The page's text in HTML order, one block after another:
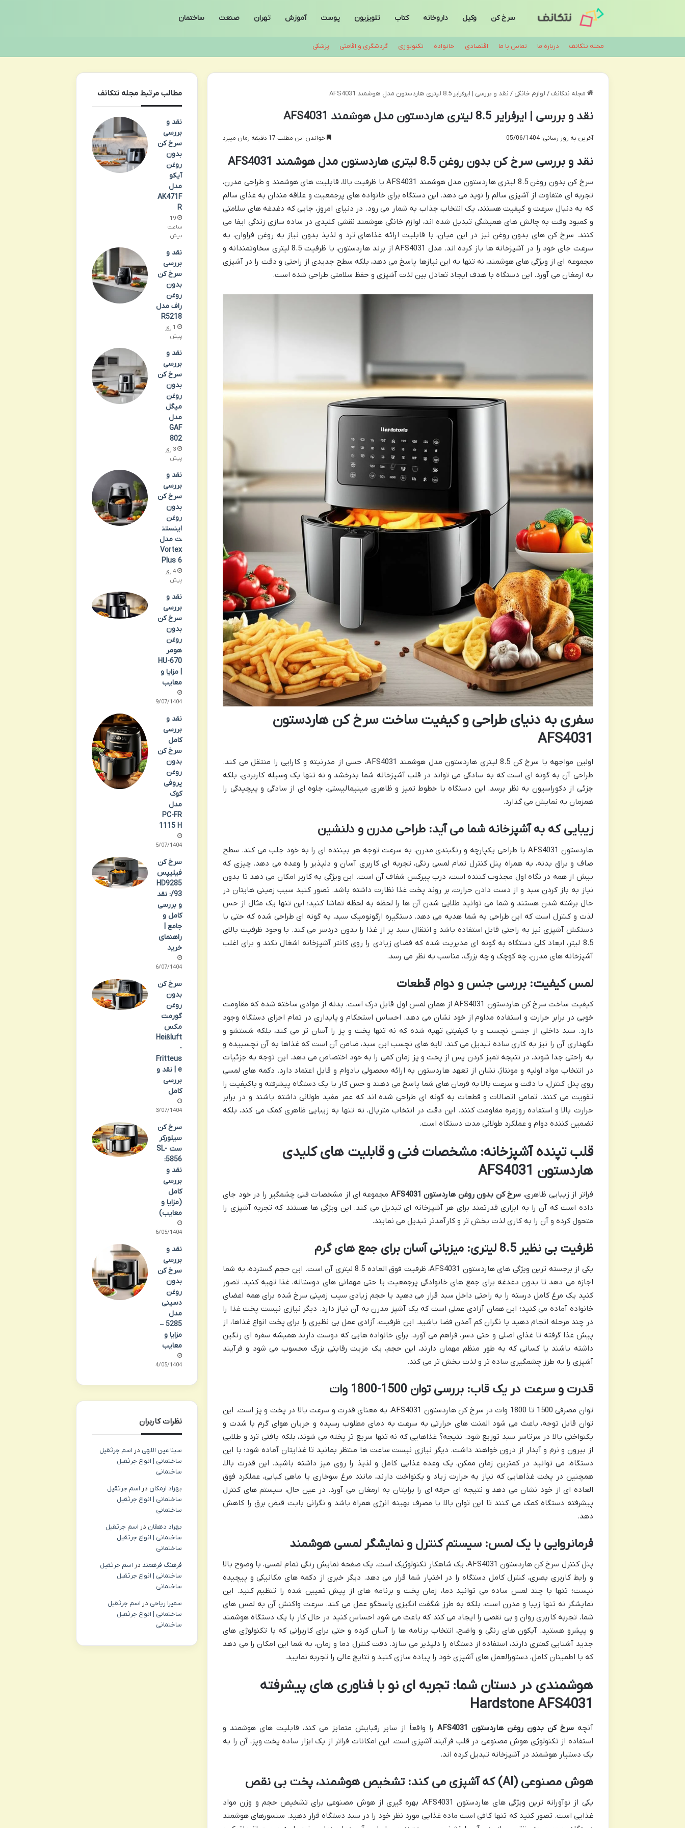
سرخ کن وکیل داروخانه کتاب تلویزیون پوست آموزش تهران صنعت ساختمان
مجله نتکانف درباره ما تماس با ما اقتصادی خانواده تکنولوژی گردشگری و اقامتی پزشکی
مجله نتکانف / لوازم خانگی / نقد و بررسی | ایرفرایر 8.5 لیتری هاردستون مدل هوشمند AFS4031
نقد و بررسی | ایرفرایر 8.5 لیتری هاردستون مدل هوشمند AFS4031
آخرین به روز رسانی: 05/06/1404 خواندن این مطلب 17 دقیقه زمان میبرد
نقد و بررسی سرخ کن بدون روغن 8.5 لیتری هاردستون مدل هوشمند AFS4031
سرخ کن بدون روغن 8.5 لیتری هاردستون مدل هوشمند AFS4031 با ظرفیت بالا، قابلیت های هوشمند و طراحی مدرن،
تجربه ای متفاوت از آشپزی سالم را نوید می دهد. این دستگاه برای خانواده های پرجمعیت و علاقه مندان به غذای سالم
که به دنبال سرعت و کیفیت هستند، یک انتخاب جذاب به شمار می رود. در دنیای امروز، جایی که دغدغه های سلامتی
و کمبود وقت به چالش های همیشگی تبدیل شده اند، لوازم خانگی هوشمند نقشی کلیدی در ساده سازی زندگی ایفا می
کنند. سرخ کن های بدون روغن نیز در این میان، با قابلیت ارائه غذاهای ترد و لذیذ بدون نیاز به روغن فراوان، به
سرعت جای خود را در آشپزخانه ها باز کرده اند. مدل AFS4031 از برند هاردستون، با ظرفیت 8.5 لیتری سخاوتمندانه و
مجموعه ای از ویژگی های هوشمند، نه تنها به این نیازها پاسخ می دهد، بلکه سطح جدیدی از راحتی و دقت را در آشپزی
به ارمغان می آورد. این دستگاه با هدف ایجاد تعادل بین لذت آشپزی و حفظ سلامتی طراحی شده است.
سفری به دنیای طراحی و کیفیت ساخت سرخ کن هاردستون
AFS4031
اولین مواجهه با سرخ کن 8.5 لیتری هاردستون مدل هوشمند AFS4031، حسی از مدرنیته و کارایی را منتقل می کند.
طراحی آن به گونه ای است که به سادگی می تواند در قلب آشپزخانه شما بدرخشد و نه تنها یک وسیله کاربردی، بلکه
جزئی از دکوراسیون به نظر برسد. این دستگاه با خطوط تمیز و ظاهری مینیمالیستی، جلوه ای از سادگی و پیچیدگی را
همزمان به نمایش می گذارد.
زیبایی که به آشپزخانه شما می آید: طراحی مدرن و دلنشین
هاردستون AFS4031 با طراحی یکپارچه و رنگبندی مدرن، به سرعت توجه هر بیننده ای را به خود جلب می کند. سطح
صاف و براق بدنه، به همراه پنل کنترل تمام لمسی رنگی، تجربه ای کاربری آسان و دلپذیر را وعده می دهد. چیزی که
بیش از همه در نگاه اول مجذوب کننده است، درب پیرکس شفاف آن است. این ویژگی به کاربر امکان می دهد تا بدون
نیاز به باز کردن سبد و از دست دادن حرارت، بر روند پخت غذا نظارت داشته باشد. تصور کنید سیب زمینی هایتان در
حال برشته شدن هستند و شما می توانید طلایی شدن آن ها را لحظه به لحظه تماشا کنید؛ این تنها یک مثال از حس
لذت و کنترل است که این طراحی به شما هدیه می دهد. دستگیره ارگونومیک سبد، به گونه ای طراحی شده که حتی با
دستکش آشپزی نیز به راحتی قابل استفاده باشد و انتقال سبد پر از غذا را بدون دردسر می کند. با وجود ظرفیت بالای
8.5 لیتر، ابعاد کلی دستگاه به گونه ای مدیریت شده که فضای زیادی را روی کانتر آشپزخانه اشغال نکند و برای اغلب
آشپزخانه های مدرن، چه کوچک و چه بزرگ، مناسب به نظر می رسد.
لمس کیفیت: بررسی جنس و دوام قطعات
کیفیت ساخت سرخ کن هاردستون AFS4031 از همان لمس اول قابل درک است. بدنه از موادی ساخته شده که مقاومت
خوبی در برابر حرارت و استفاده مداوم از خود نشان می دهد. احساس استحکام و پایداری در تمام اجزای دستگاه وجود
دارد. سبد داخلی از جنس نچسب و با کیفیتی تهیه شده که نه تنها پخت و پز را آسان تر می کند، بلکه شستشو و
نگهداری آن را نیز به کاری ساده تبدیل می کند. لایه های نچسب این سبد، ضامن آن است که غذاها به آن نچسبیده و
به راحتی جدا شوند، در نتیجه تمیز کردن پس از پخت و پز زمان کمی را به خود اختصاص می دهد. این توجه به جزئیات
در انتخاب مواد اولیه و مونتاژ، نشان از تعهد هاردستون به ارائه محصولی بادوام و قابل اعتماد دارد. دکمه های لمسی
روی پنل کنترل، با دقت و سرعت بالا به فرمان های شما پاسخ می دهند و حس کار با یک دستگاه پیشرفته و باکیفیت را
تقویت می کنند. تمامی اتصالات و قطعات به گونه ای طراحی شده اند که عمر مفید طولانی داشته باشند و در برابر
حرارت بالا و استفاده روزمره مقاومت کنند. این دقت در انتخاب متریال، نه تنها به زیبایی ظاهری کمک می کند، بلکه
تضمین کننده دوام و عملکرد طولانی مدت دستگاه است.
قلب تپنده آشپزخانه: مشخصات فنی و قابلیت های کلیدی
هاردستون AFS4031
فراتر از زیبایی ظاهری، سرخ کن بدون روغن هاردستون AFS4031
مجموعه ای از مشخصات فنی چشمگیر را در خود جای
داده است که آن را به ابزاری قدرتمند برای هر آشپزخانه ای تبدیل می کند. این ویژگی ها هستند که تجربه آشپزی را
متحول کرده و آن را به کاری لذت بخش تر و کارآمدتر تبدیل می نمایند.
ظرفیت بی نظیر 8.5 لیتری: میزبانی آسان برای جمع های گرم
یکی از برجسته ترین ویژگی های هاردستون AFS4031، ظرفیت فوق العاده 8.5 لیتری آن است. این حجم گسترده، به شما
اجازه می دهد تا بدون دغدغه برای جمع های خانوادگی پرجمعیت یا حتی مهمانی های دوستانه، غذا تهیه کنید. تصور
کنید یک مرغ کامل درسته را به راحتی داخل سبد قرار می دهید یا حجم زیادی سیب زمینی سرخ شده برای همه اعضای
خانواده آماده می کنید؛ این همان آزادی عملی است که یک آشپز مدرن به آن نیاز دارد. دیگر نیازی نیست پخت غذا را
در چند مرحله انجام دهید یا نگران کم آمدن فضا باشید. این ظرفیت، آزادی عمل بی نظیری را برای پخت انواع غذاها، از
پیش غذا گرفته تا غذای اصلی و حتی دسر، فراهم می آورد. برای خانواده هایی که دوست دارند همیشه سفره ای رنگین
داشته باشند یا کسانی که به طور منظم مهمان دارند، این حجم، یک مزیت رقابتی بزرگ محسوب می شود و فرآیند
آشپزی را به طرز چشمگیری ساده تر و لذت بخش تر می کند.
قدرت و سرعت در یک قاب: بررسی توان 1500-1800 وات
توان مصرفی 1500 تا 1800 وات در سرخ کن هاردستون AFS4031، به معنای قدرت و سرعت بالا در پخت و پز است. این
توان قابل توجه، باعث می شود المنت های حرارتی به سرعت به دمای مطلوب رسیده و جریان هوای گرم با شدت و
یکنواختی بالا در سرتاسر سبد توزیع شود. نتیجه؟ غذاهایی که نه تنها سریع تر پخته می شوند، بلکه بافتی ترد و طلایی
از بیرون و نرم و آبدار از درون خواهند داشت. دیگر نیازی نیست ساعت ها منتظر بمانید تا غذایتان آماده شود؛ با این
دستگاه، می توانید در کمترین زمان ممکن، یک وعده غذایی کامل و لذیذ را روی میز داشته باشید. این قدرت بالا،
همچنین در پخت غذاهایی که نیاز به حرارت زیاد و یکنواخت دارند، مانند مرغ سوخاری یا ماهی کبابی، عملکرد فوق
العاده ای از خود نشان می دهد و نتیجه ای حرفه ای را برایتان به ارمغان می آورد. در عین حال، سیستم های کنترل
پیشرفته دستگاه کمک می کنند تا این توان بالا با مصرف بهینه انرژی همراه باشد و نگرانی بابت قبض برق را کاهش
دهد.
فرمانروایی با یک لمس: سیستم کنترل و نمایشگر لمسی هوشمند
پنل کنترل سرخ کن هاردستون AFS4031، یک شاهکار تکنولوژیک است. یک صفحه نمایش رنگی تمام لمسی، با وضوح بالا
و رابط کاربری بصری، کنترل کامل دستگاه را در اختیار شما قرار می دهد. دیگر خبری از دکمه های مکانیکی و پیچیده
نیست؛ تنها با چند لمس ساده می توانید دما، زمان پخت و برنامه های از پیش تعیین شده را تنظیم کنید. این
نمایشگر نه تنها زیبا و مدرن است، بلکه به طرز شگفت انگیزی پاسخگو عمل می کند. سرعت واکنش آن به لمس های
شما، تجربه کاربری روان و بی نقصی را ایجاد می کند که باعث می شود احساس کنید در حال کار با یک دستگاه هوشمند
و پیشرو هستید. آیکون های رنگی و واضح، انتخاب برنامه ها را آسان کرده و حتی برای کاربرانی که با تکنولوژی های
جدید آشنایی کمتری دارند، استفاده از دستگاه را دلپذیر می سازد. دقت کنترل دما و زمان، به شما این امکان را می دهد
که با اطمینان کامل، دستورالعمل های آشپزی خود را پیاده سازی کنید و نتایج عالی را تجربه نمایید.
هوشمندی در دستان شما: تجربه ای نو با فناوری های پیشرفته
Hardstone AFS4031
آنچهسرخ کن بدون روغن هاردستون AFS4031
را واقعاً از سایر رقبایش متمایز می کند، قابلیت های هوشمند و
استفاده از تکنولوژی هوش مصنوعی در قلب فرآیند آشپزی است. این امکانات فراتر از یک ابزار ساده پخت وپز، آن را به
یک دستیار هوشمند در آشپزخانه تبدیل کرده اند.
هوش مصنوعی (AI) که آشپزی می کند: تشخیص هوشمند، پخت بی نقص
یکی از نوآورانه ترین ویژگی های هاردستون AFS4031، بهره گیری از هوش مصنوعی برای تشخیص حجم و وزن مواد
غذایی است. تصور کنید که تنها کافی است ماده غذایی مورد نظر خود را در سبد دستگاه قرار دهید. سنسورهای هوشمند
مطالب مرتبط مجله نتکانف
نقد و
بررسی
سرخ کن
بدون
روغن
آیکو
مدل
AK471F
R
19
ساعت
پیش
نقد و
بررسی
سرخ کن
بدون
روغن
راف مدل
R5218
1 روز
پیش
نقد و
بررسی
سرخ کن
بدون
روغن
میگل
مدل
GAF
802
3 روز
پیش
نقد و
بررسی
سرخ کن
بدون
روغن
اینستن
ت مدل
Vortex
Plus 6
4 روز
پیش
نقد و
بررسی
سرخ کن
بدون
روغن
هومر
HU-670
| مزایا و
معایب
19/07/1404
نقد و
بررسی
کامل
سرخ کن
بدون
روغن
پروفی
کوک
مدل
PC-FR
1115 H
15/07/1404
سرخ کن
فیلیپس
HD9285
/93: نقد
و بررسی
کامل و
جامع |
راهنمای
خرید
06/07/1404
سرخ کن
بدون
روغن
گورمت
مکس
Heißluft
-
Fritteus
e | نقد و
بررسی
کامل
03/07/1404
سرخ کن
سیلورکر
ست SL-
5856:
نقد و
بررسی
کامل
(مزایا و
معایب)
26/05/1404
نقد و
بررسی
سرخ کن
بدون
روغن
دسینی
مدل
5285 –
مزایا و
معایب
14/05/1404
نظرات کاربران
سینا عین اللهی در اسم جرثقیل
ساختمانی | انواع جرثقیل
ساختمانی
بهزاد ارمکان در اسم جرثقیل
ساختمانی | انواع جرثقیل
ساختمانی
بهراد دهقان در اسم جرثقیل
ساختمانی | انواع جرثقیل
ساختمانی
فرهنگ فرهمند در اسم جرثقیل
ساختمانی | انواع جرثقیل
ساختمانی
سمیرا ریاحی در اسم جرثقیل
ساختمانی | انواع جرثقیل
ساختمانی